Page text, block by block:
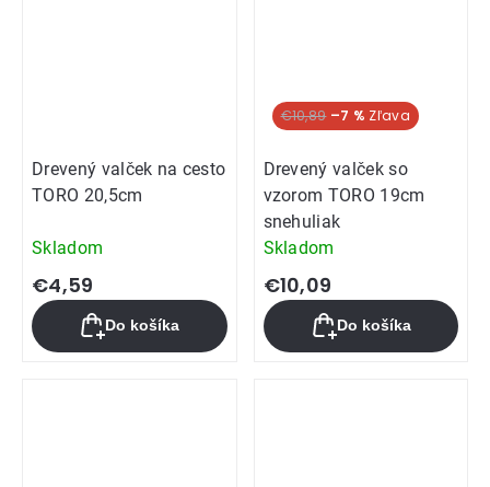
Drevený valček na cesto
TORO 20,5cm
Skladom
€4,59
Do košíka
€10,89 –7 %
Drevený valček so
vzorom TORO 19cm
snehuliak
Skladom
€10,09
Do košíka